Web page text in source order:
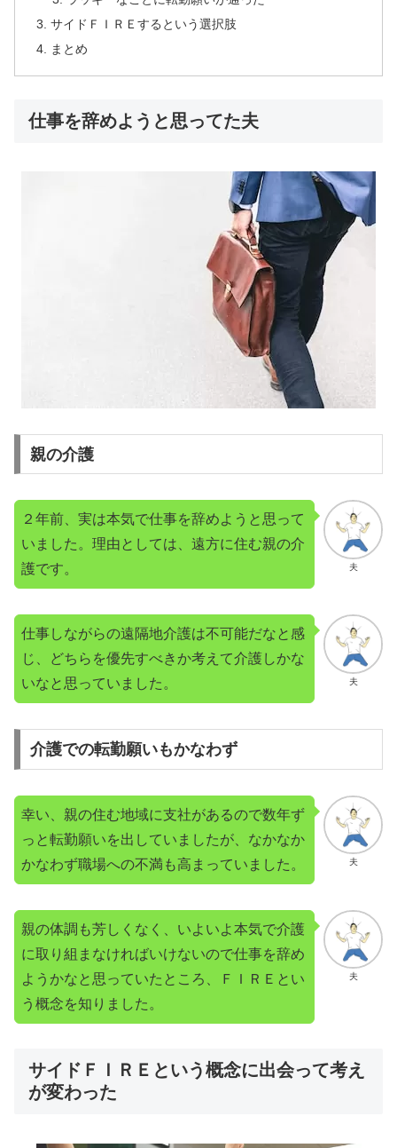
サイドＦＩＲＥするという選択肢
まとめ
仕事を辞めようと思ってた夫
親の介護
夫
２年前、実は本気で仕事を辞めようと思って
いました。理由としては、遠方に住む親の介
護です。
夫
仕事しながらの遠隔地介護は不可能だなと感
じ、どちらを優先すべきか考えて介護しかな
いなと思っていました。
介護での転勤願いもかなわず
夫
幸い、親の住む地域に支社があるので数年ず
っと転勤願いを出していましたが、なかなか
かなわず職場への不満も高まっていました。
夫
親の体調も芳しくなく、いよいよ本気で介護
に取り組まなければいけないので仕事を辞め
ようかなと思っていたところ、ＦＩＲＥとい
う概念を知りました。
サイドＦＩＲＥという概念に出会って考え
が変わった